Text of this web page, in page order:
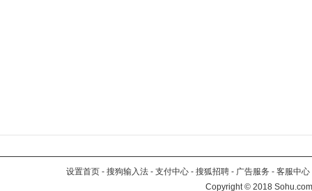
设置首页 - 搜狗输入法 - 支付中心 - 搜狐招聘 - 广告服务 - 客服中心
Copyright©2018